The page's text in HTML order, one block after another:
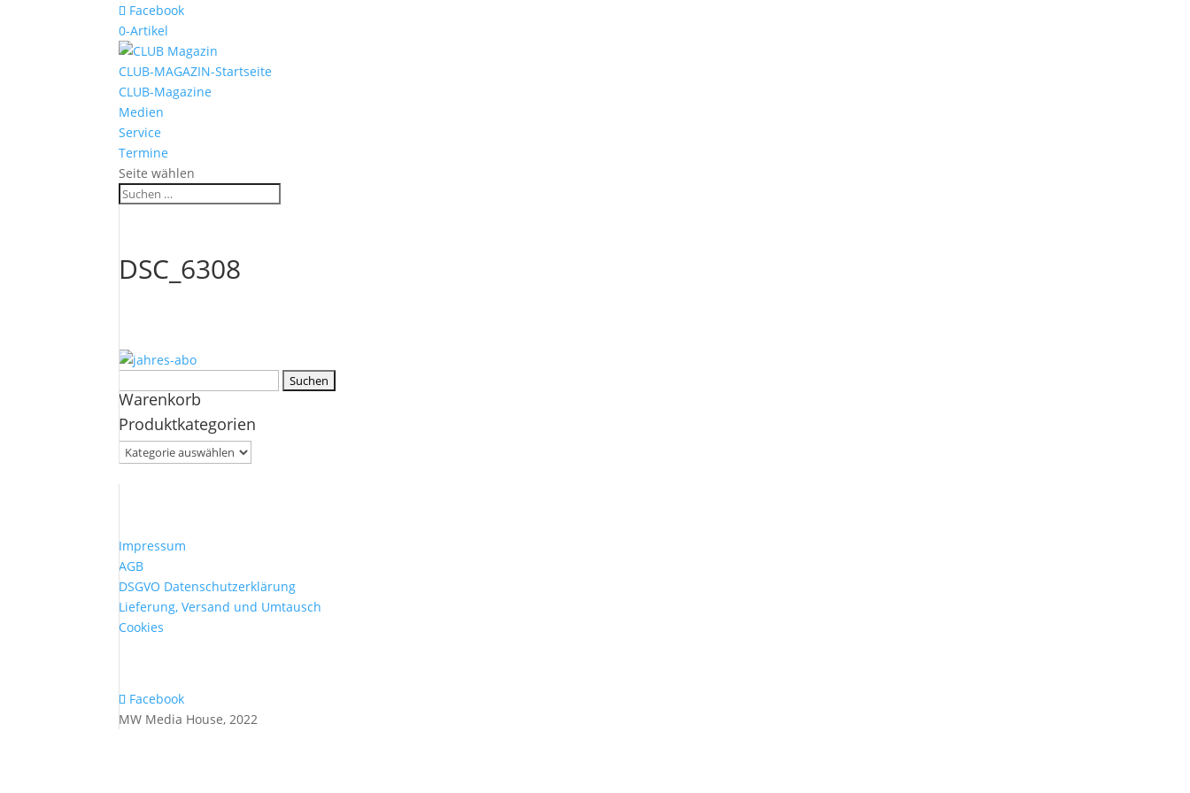
Facebook
0-Artikel
CLUB-MAGAZIN-Startseite
CLUB-Magazine
Medien
Service
Termine
Seite wählen
DSC_6308
nach:
Warenkorb
Produktkategorien
Impressum
AGB
DSGVO Datenschutzerklärung
Lieferung, Versand und Umtausch
Cookies
Facebook
MW Media House, 2022